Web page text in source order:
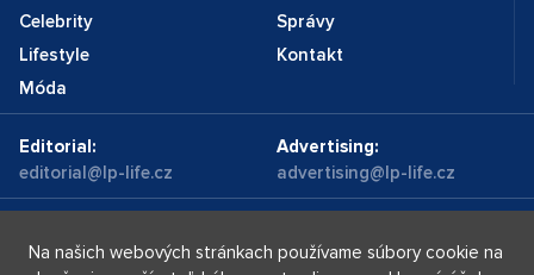
Celebrity
Lifestyle
Móda
Správy
Kontakt
Editorial:
editorial@lp-life.cz
Advertising:
advertising@lp-life.cz
Na našich webových stránkach používame súbory cookie na